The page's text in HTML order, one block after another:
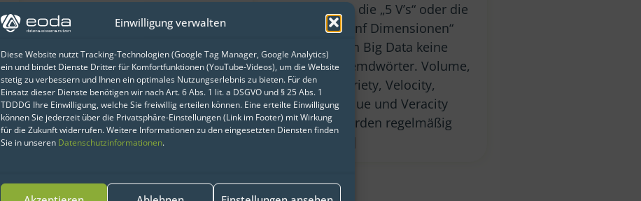
Einwilligung verwalten
Diese Website nutzt Tracking-Technologien (Google Tag Manager, Google Analytics)
ein und bindet Dienste Dritter für Komfortfunktionen (YouTube-Videos), um die Website
stetig zu verbessern und Ihnen ein optimales Nutzungserlebnis zu bieten. Für den
Einsatz dieser Dienste benötigen wir nach Art. 6 Abs. 1 lit. a DSGVO und § 25 Abs. 1
TDDDG Ihre Einwilligung, welche Sie freiwillig erteilen können. Eine erteilte Einwilligung
können Sie jederzeit über die Privatsphäre-Einstellungen (Link im Footer) mit Wirkung
für die Zukunft widerrufen. Weitere Informationen zu den eingesetzten Diensten finden
Sie in unseren Datenschutzinformationen.
als die „5 V’s“ oder die
„fünf Dimensionen“
von Big Data keine
Fremdwörter. Volume,
Variety, Velocity,
Value und Veracity
werden regelmäßig